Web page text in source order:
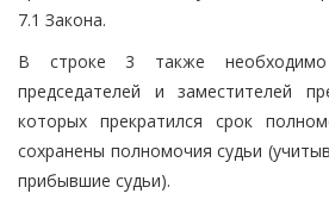
7.1 Закона.
В строке 3 также
председателей и заместителей
которых прекратился срок
сохранены полномочия судьи
прибывшие судьи).